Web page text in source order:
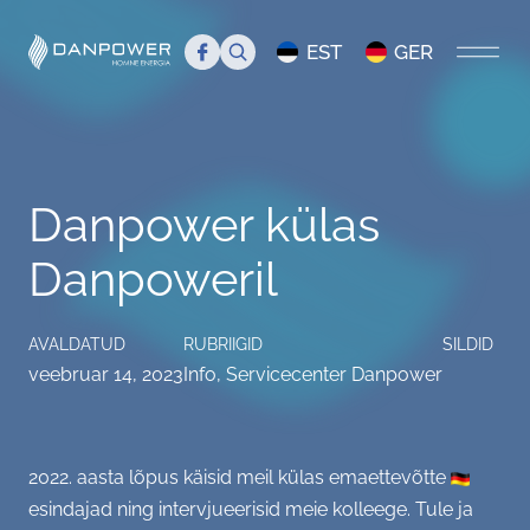
MEIST
Juhtkond
Danpower meedias
Tiim
KKK
Info
Search EST GER
Danpower külas
Danpoweril
AVALDATUD
veebruar 14, 2023
RUBRIIGID
Info, Servicecenter Danpower
SILDID
2022. aasta lõpus käisid meil külas emaettevõtte
esindajad ning intervjueerisid meie kolleege. Tule ja